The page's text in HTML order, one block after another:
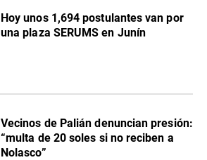
Hoy unos 1,694 postulantes van por
una plaza SERUMS en Junín
Vecinos de Palián denuncian presión:
“multa de 20 soles si no reciben a
Nolasco”